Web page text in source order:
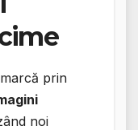
prin
noi